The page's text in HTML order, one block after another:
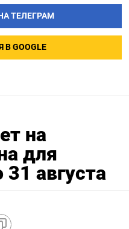
ТЕЛЕГРАМ
GOOGLE
на
для
августа